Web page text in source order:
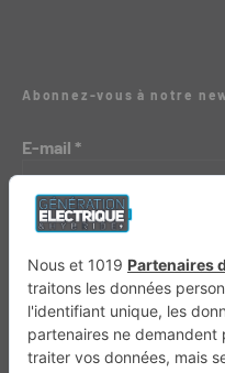
Abonnez-vous à notre
E-mail *